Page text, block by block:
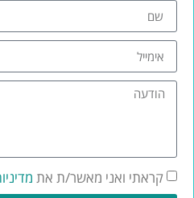
קראתי ואני מאשר/ת את